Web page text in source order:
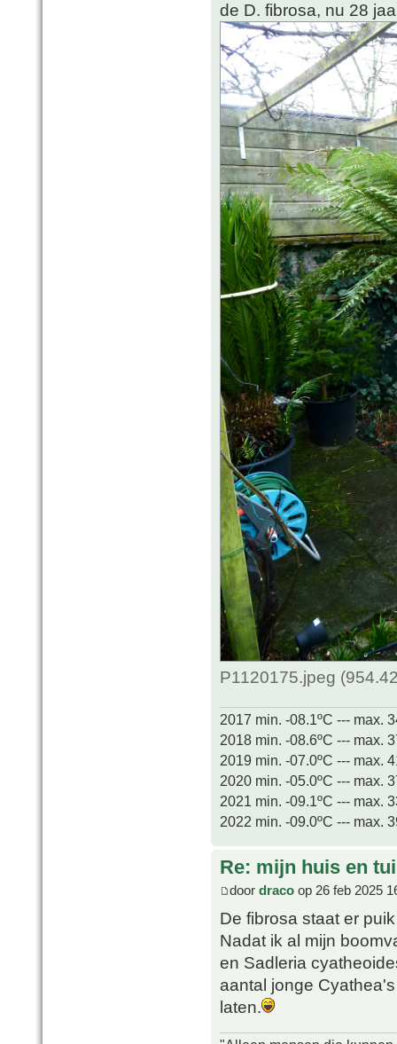
de D. fibrosa, nu 28
P1120175.jpeg
2017 min. -08.1ºC --- max.
2018 min. -08.6ºC --- max.
2019 min. -07.0ºC --- max.
2020 min. -05.0ºC --- max.
2021 min. -09.1ºC --- max.
2022 min. -09.0ºC --- max.
Re: mijn huis en
door draco op 26 feb 2025
De fibrosa staat er
Nadat ik al mijn
en Sadleria
aantal jonge
laten.